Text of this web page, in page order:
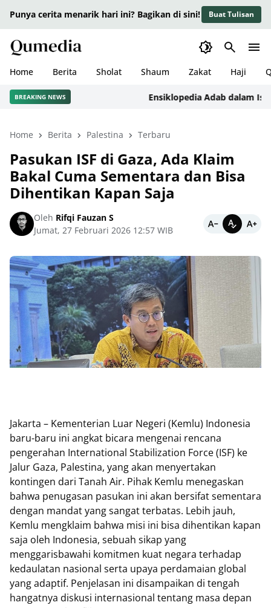
Punya cerita menarik hari ini? Bagikan di sini! Buat Tulisan
Home Berita Sholat Shaum Zakat Haji
BREAKING NEWS Ensiklopedia Adab dalam
Home Berita Palestina Terbaru
Pasukan ISF di Gaza, Ada Klaim
Bakal Cuma Sementara dan Bisa
Dihentikan Kapan Saja
Oleh Rifqi Fauzan S
Jumat, 27 Februari 2026 12:57 WIB
Jakarta – Kementerian Luar Negeri (Kemlu) Indonesia
baru-baru ini angkat bicara mengenai rencana
pengerahan International Stabilization Force (ISF) ke
Jalur Gaza, Palestina, yang akan menyertakan
kontingen dari Tanah Air. Pihak Kemlu menegaskan
bahwa penugasan pasukan ini akan bersifat sementara
dengan mandat yang sangat terbatas. Lebih jauh,
Kemlu mengklaim bahwa misi ini bisa dihentikan kapan
saja oleh Indonesia, sebuah sikap yang
menggarisbawahi komitmen kuat negara terhadap
kedaulatan nasional serta upaya perdamaian global
yang adaptif. Penjelasan ini disampaikan di tengah
hangatnya diskusi internasional tentang masa depan